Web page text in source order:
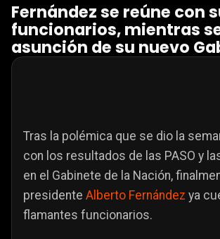
Fernández se reúne con
funcionarios, mientras
asunción de su nuevo
Tras la polémica que se dio la
con los resultados de las PASO y
en el Gabinete de la Nación,
presidente Alberto Fernández ya
flamantes funcionarios.